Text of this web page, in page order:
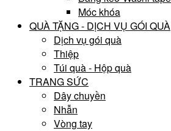
Móc khóa
QUÀ TẶNG - DỊCH VỤ GÓI QUÀ
Dịch vụ gói quà
Thiệp
Túi quà - Hộp quà
TRANG SỨC
Dây chuyền
Nhẫn
Vòng tay